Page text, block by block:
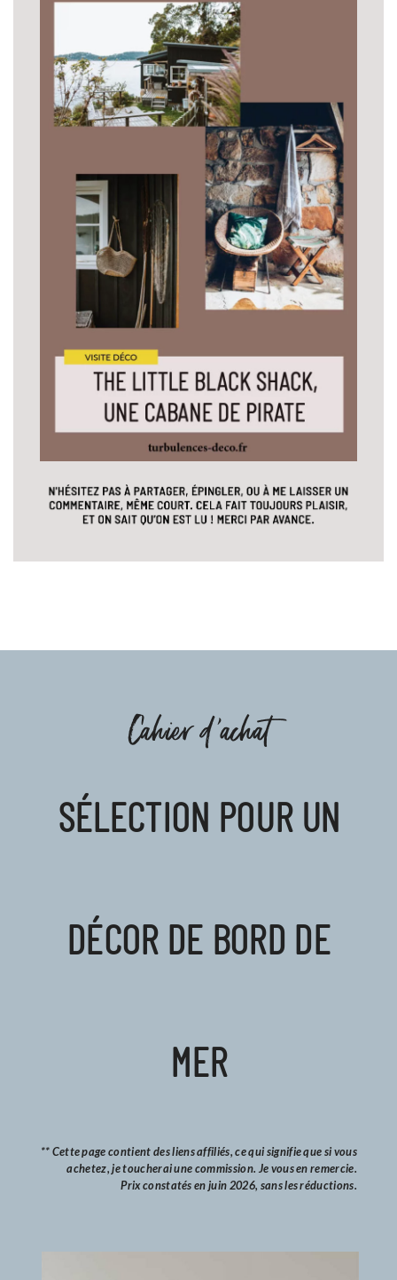
Cahier d'achat
SÉLECTION POUR UN
DÉCOR DE BORD DE
MER
** Cette page contient des liens affiliés, ce qui signifie que si vous
achetez, je toucherai une commission. Je vous en remercie.
Prix constatés en juin 2026, sans les réductions.